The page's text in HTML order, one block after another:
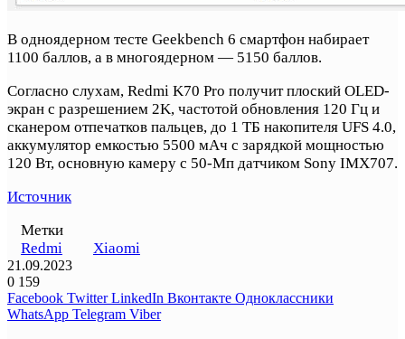
В одноядерном тесте Geekbench 6 смартфон набирает
1100 баллов, а в многоядерном — 5150 баллов.
Согласно слухам, Redmi K70 Pro получит плоский OLED-
экран с разрешением 2K, частотой обновления 120 Гц и
сканером отпечатков пальцев, до 1 ТБ накопителя UFS 4.0,
аккумулятор емкостью 5500 мАч с зарядкой мощностью
120 Вт, основную камеру с 50-Мп датчиком Sony IMX707.
Источник
Метки
Redmi
Xiaomi
21.09.2023
0 159
Facebook Twitter LinkedIn Вконтакте Одноклассники
WhatsApp Telegram Viber